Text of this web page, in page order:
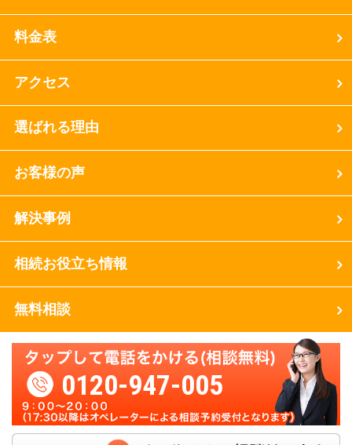
料金表
アクセス
選ばれる理由
お客様の声
解決事例
相続お役立ち情報
無料相談
0120-947-005